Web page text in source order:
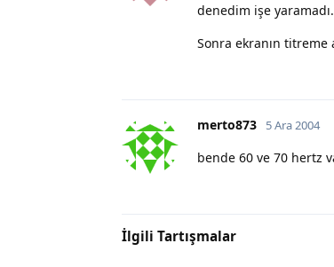
denedim işe yaramadı.
Sonra ekranın
merto873 5 Ara 2004
bende 60 ve 70 hertz
İlgili Tartışmalar